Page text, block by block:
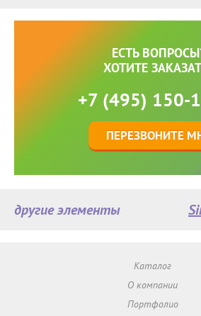
ЕСТЬ
ХОТИТЕ
+7 (495) 150-
ПЕРЕЗВОНИТЕ
другие элементы
Каталог
О компании
Портфолио